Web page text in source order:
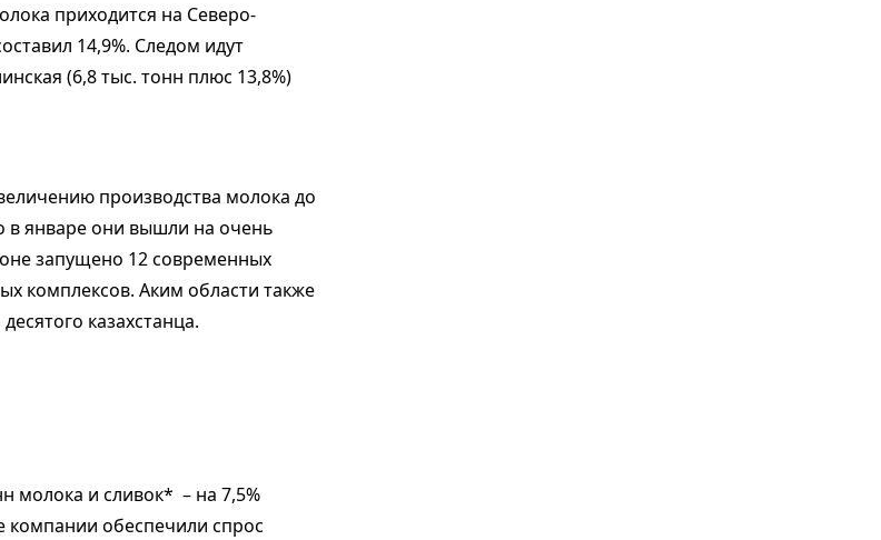
приходится на Северо-
14,9%. Следом идут
(6,8 тыс. тонн плюс 13,8%)
производства молока до
в январе они вышли на очень
запущено 12 современных
комплексов. Аким области также
казахстанца.
молока и сливок* – на 7,5%
обеспечили спрос